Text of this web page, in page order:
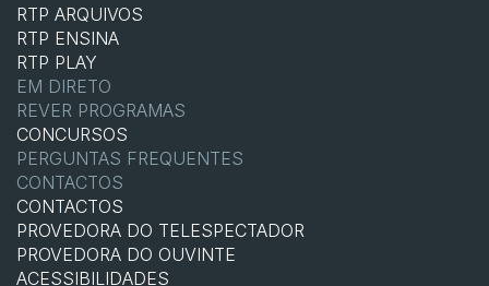
RTP ARQUIVOS
RTP ENSINA
RTP PLAY
EM DIRETO
REVER PROGRAMAS
CONCURSOS
PERGUNTAS FREQUENTES
CONTACTOS
CONTACTOS
PROVEDORA DO TELESPECTADOR
PROVEDORA DO OUVINTE
ACESSIBILIDADES